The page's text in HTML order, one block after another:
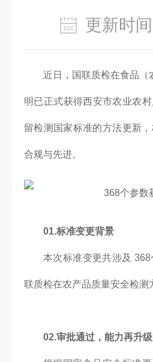
更新时
近日，国联质检在食品（
明已正式获得西安市农业农
留检测国家标准的方法更新
合规与先进。
01.标准变更背景
本次标准变更共涉及
联质检在农产品质量安全检
02.审批通过，能力再升级